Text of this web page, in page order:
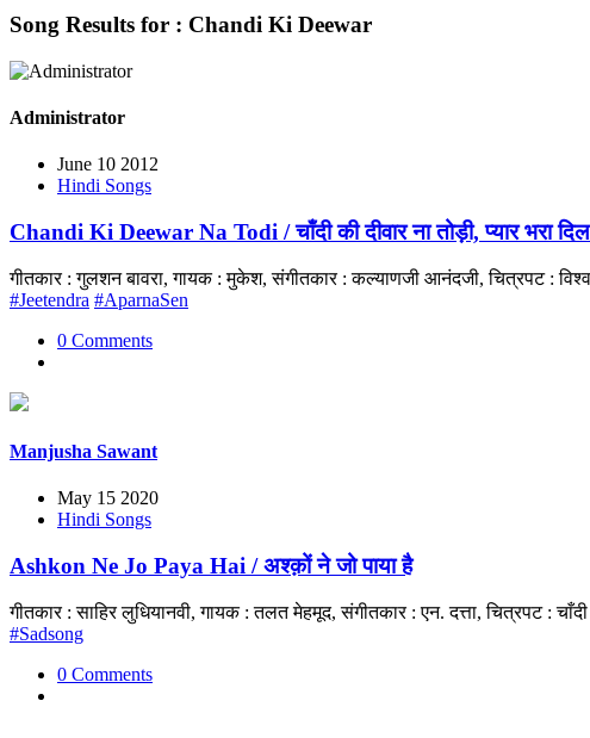
Song Results for : Chandi Ki Deewar
Administrator
June 10 2012
Hindi Songs
Chandi Ki Deewar Na Todi / चाँदी की दीवार ना तोड़ी, प्यार भरा दिल
गीतकार : गुलशन बावरा, गायक : मुकेश, संगीतकार : कल्याणजी आनंदजी, चित्रपट :
#Jeetendra #AparnaSen
0 Comments
Manjusha Sawant
May 15 2020
Hindi Songs
Ashkon Ne Jo Paya Hai / अश्क़ों ने जो पाया है
गीतकार : साहिर लुधियानवी, गायक : तलत मेहमूद, संगीतकार : एन. दत्ता, चित्रपट :
#Sadsong
0 Comments